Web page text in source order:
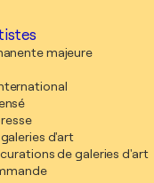
majeure
d'art
de galeries d'art